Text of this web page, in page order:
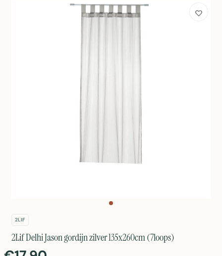
2LIF
2Lif Delhi Jason gordijn zilver 135x260cm (7loops)